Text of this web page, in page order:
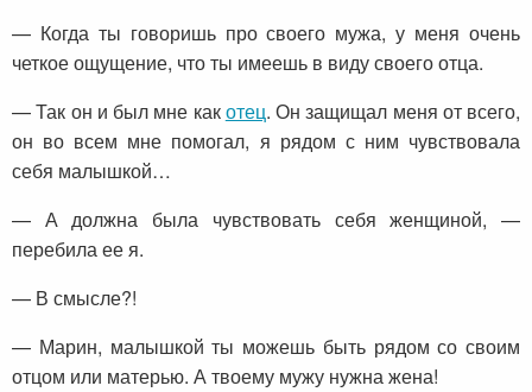
— Когда ты говоришь про своего мужа, у меня очень
четкое ощущение, что ты имеешь в виду своего отца.
— Так он и был мне какотец. Он защищал меня от всего,
он во всем мне помогал, я рядом с ним чувствовала
себя малышкой…
— А должна была чувствовать себя женщиной, —
перебила ее я.
— В смысле?!
— Марин, малышкой ты можешь быть рядом со своим
отцом или матерью. А твоему мужу нужна жена!